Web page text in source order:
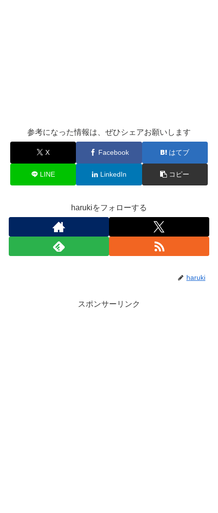
参考になった情報は、ぜひシェアお願いします
X Facebook はてブ
LINE LinkedIn コピー
harukiをフォローする
haruki
スポンサーリンク